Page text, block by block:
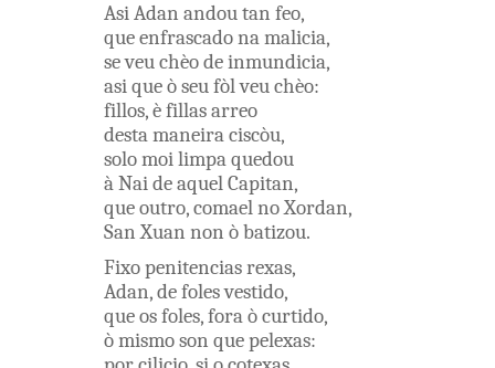
AsiAdan andoutan feo,
queenfrascadonamalicia,
seveuchèodeinmundicia,
asiqueòseufòlveuchèo:
fillos,èfillasarreo
destamaneiraciscòu,
solomoilimpaquedou
àNaide aquelCapitan,
queoutro,comaelnoXordan,
San Xuan non òbatizou.
Fixopenitenciasrexas,
Adan,defolesvestido,
queosfoles,foraòcurtido,
òmismoson quepelexas: